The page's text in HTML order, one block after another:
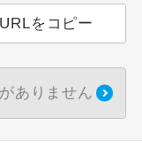
URLをコピー
ありません
を2席利⽤できま